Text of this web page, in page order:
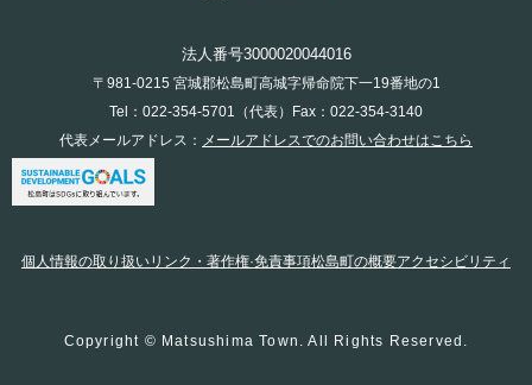
法人番号3000020044016
〒981-0215 宮城郡松島町高城字帰命院下一19番地の1
Tel：022-354-5701（代表）Fax：022-354-3140
代表メールアドレス： メールアドレスでのお問い合わせはこちら
個人情報の取り扱いリンク・著作権·免責事項松島町の概要アクセシビリティ
Copyright © Matsushima Town. All Rights Reserved.